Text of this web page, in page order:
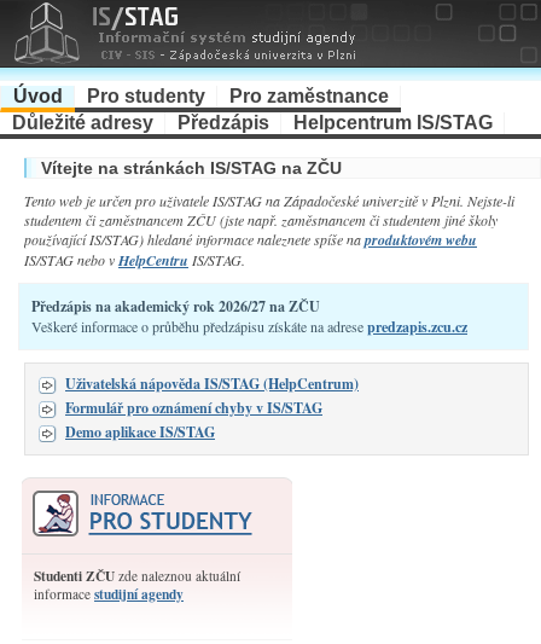
Úvod Pro studenty
Pro zaměstnance
Důležité adresy
Předzápis Helpcentrum IS/STAG
Vítejte na stránkách IS/STAG na ZČU
Tento web je určen pro uživatele IS/STAG na Západočeské univerzitě v Plzni. Nejste-li
studentem či zaměstnancem ZČU (jste např. zaměstnancem či studentem jiné školy
používající IS/STAG) hledané informace naleznete spíše naproduktovém webu
IS/STAG nebo vHelpCentru IS/STAG.
Předzápis na akademický rok 2026/27 na ZČU
Veškeré informace o průběhu předzápisu získáte na adresepredzapis.zcu.cz
Uživatelská nápověda IS/STAG (HelpCentrum)
Formulář pro oznámení chyby v IS/STAG
Demo aplikace IS/STAG
Studenti ZČU zde naleznou aktuální
informace studijní agendy